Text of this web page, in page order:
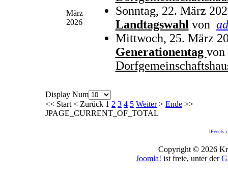
März
2026
Sonntag, 22. März
Landtagswahl von
Mittwoch, 25. März
Generationentag von
Display Num
<< Start < Zurück 1 2 3 4 5 Weiter> Ende >>
JPAGE_CURRENT_OF_TOTAL
JEvents
Copyright © 2026
Joomla! ist freie, unter der